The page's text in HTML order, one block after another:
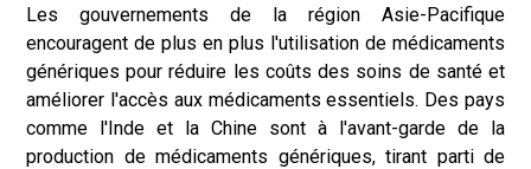
Les gouvernements de la région Asie-Pacifique
encouragent de plus en plus l'utilisation de médicaments
génériques pour réduire les coûts des soins de santé et
améliorer l'accès aux médicaments essentiels. Des pays
comme l'Inde et la Chine sont à l'avant-garde de la
production de médicaments génériques, tirant parti de